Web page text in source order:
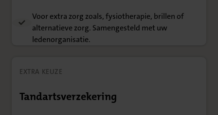
Voor extra zorg zoals, fysiotherapie, brillen of
alternatieve zorg. Samengesteld met uw
ledenorganisatie.
EXTRA KEUZE
Tandartsverzekering